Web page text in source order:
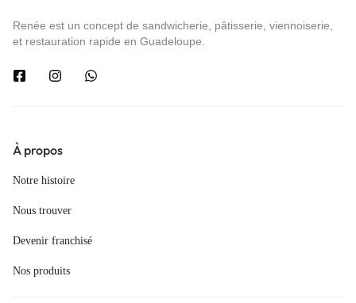
Renée est un concept de sandwicherie, pâtisserie, viennoiserie,
et restauration rapide en Guadeloupe.
À propos
Notre histoire
Nous trouver
Devenir franchisé
Nos produits